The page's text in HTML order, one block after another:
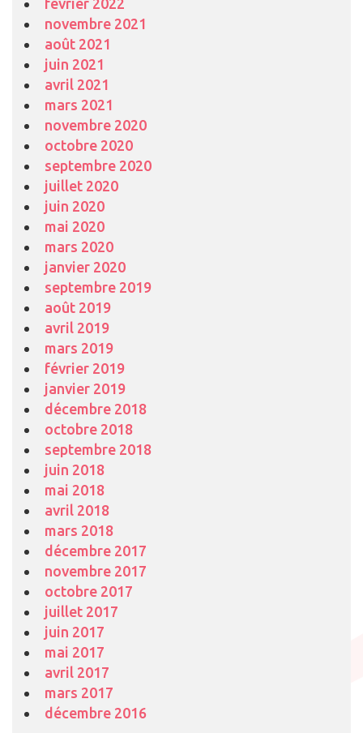
novembre 2021
août 2021
juin 2021
avril 2021
mars 2021
novembre 2020
octobre 2020
septembre 2020
juillet 2020
juin 2020
mai 2020
mars 2020
janvier 2020
septembre 2019
août 2019
avril 2019
mars 2019
février 2019
janvier 2019
décembre 2018
octobre 2018
septembre 2018
juin 2018
mai 2018
avril 2018
mars 2018
décembre 2017
novembre 2017
octobre 2017
juillet 2017
juin 2017
mai 2017
avril 2017
mars 2017
décembre 2016